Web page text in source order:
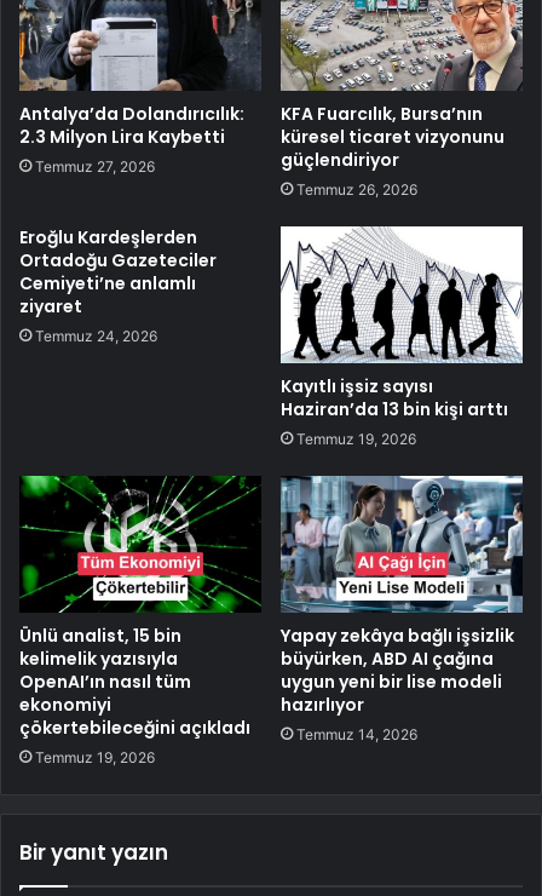
Antalya’da Dolandırıcılık:
2.3 Milyon Lira Kaybetti
Temmuz 27, 2026
KFA Fuarcılık, Bursa’nın
küresel ticaret vizyonunu
güçlendiriyor
Temmuz 26, 2026
Eroğlu Kardeşlerden
Ortadoğu Gazeteciler
Cemiyeti’ne anlamlı
ziyaret
Temmuz 24, 2026
Kayıtlı işsiz sayısı
Haziran’da 13 bin kişi arttı
Temmuz 19, 2026
Ünlü analist, 15 bin
kelimelik yazısıyla
OpenAI’ın nasıl tüm
ekonomiyi
çökertebileceğini açıkladı
Temmuz 19, 2026
Yapay zekâya bağlı işsizlik
büyürken, ABD AI çağına
uygun yeni bir lise modeli
hazırlıyor
Temmuz 14, 2026
Bir yanıt yazın